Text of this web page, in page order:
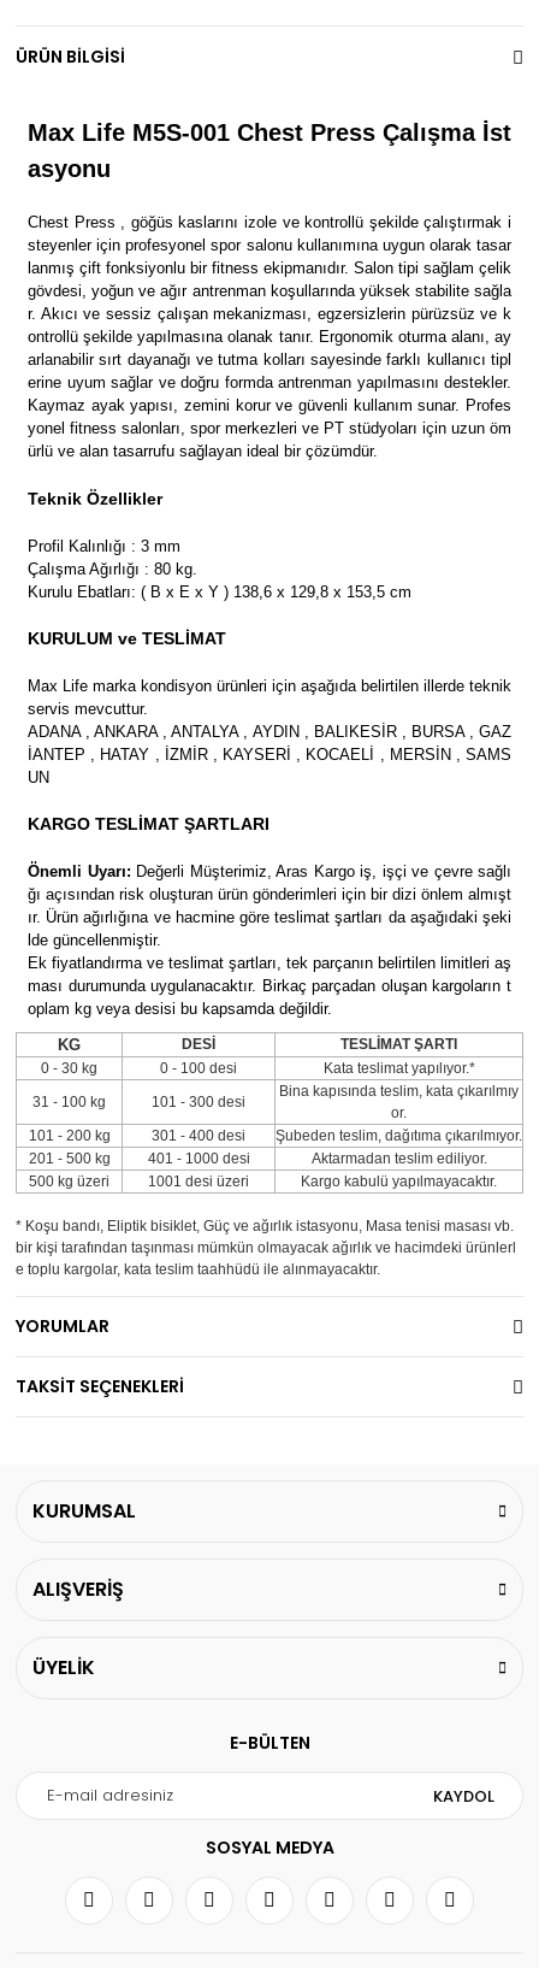
ÜRÜN BİLGİSİ
Max Life M5S-001 Chest Press Çalışma İst
asyonu
Chest Press , göğüs kaslarını izole ve kontrollü şekilde çalıştırmak i
steyenler için profesyonel spor salonu kullanımına uygun olarak tasar
lanmış çift fonksiyonlu bir fitness ekipmanıdır. Salon tipi sağlam çelik
gövdesi, yoğun ve ağır antrenman koşullarında yüksek stabilite sağla
r. Akıcı ve sessiz çalışan mekanizması, egzersizlerin pürüzsüz ve k
ontrollü şekilde yapılmasına olanak tanır. Ergonomik oturma alanı, ay
arlanabilir sırt dayanağı ve tutma kolları sayesinde farklı kullanıcı tipl
erine uyum sağlar ve doğru formda antrenman yapılmasını destekler.
Kaymaz ayak yapısı, zemini korur ve güvenli kullanım sunar. Profes
yonel fitness salonları, spor merkezleri ve PT stüdyoları için uzun öm
ürlü ve alan tasarrufu sağlayan ideal bir çözümdür.
Teknik Özellikler
Profil Kalınlığı : 3 mm
Çalışma Ağırlığı : 80 kg.
Kurulu Ebatları: ( B x E x Y ) 138,6 x 129,8 x 153,5 cm
KURULUM ve TESLİMAT
Max Life marka kondisyon ürünleri için aşağıda belirtilen illerde teknik
servis mevcuttur.
ADANA , ANKARA , ANTALYA , AYDIN , BALIKESİR , BURSA , GAZ
İANTEP , HATAY , İZMİR , KAYSERİ , KOCAELİ , MERSİN , SAMS
UN
KARGO TESLİMAT ŞARTLARI
Önemli Uyarı: Değerli Müşterimiz, Aras Kargo iş, işçi ve çevre sağlı
ğı açısından risk oluşturan ürün gönderimleri için bir dizi önlem almışt
ır. Ürün ağırlığına ve hacmine göre teslimat şartları da aşağıdaki şeki
lde güncellenmiştir.
Ek fiyatlandırma ve teslimat şartları, tek parçanın belirtilen limitleri aş
ması durumunda uygulanacaktır. Birkaç parçadan oluşan kargoların t
oplam kg veya desisi bu kapsamda değildir.
KG
DESİ
TESLİMAT ŞARTI
0 - 30 kg
0 - 100 desi
Kata teslimat yapılıyor.*
31 - 100 kg
101 - 300 desi
Bina kapısında teslim, kata çıkarılmıy
or.
101 - 200 kg
301 - 400 desi
Şubeden teslim, dağıtıma çıkarılmıyor.
201 - 500 kg
401 - 1000 desi
Aktarmadan teslim ediliyor.
500 kg üzeri
1001 desi üzeri Kargo kabulü yapılmayacaktır.
* Koşu bandı, Eliptik bisiklet, Güç ve ağırlık istasyonu, Masa tenisi masası vb.
bir kişi tarafından taşınması mümkün olmayacak ağırlık ve hacimdeki ürünlerl
e toplu kargolar, kata teslim taahhüdü ile alınmayacaktır.
YORUMLAR
TAKSİT SEÇENEKLERİ
KURUMSAL
ALIŞVERİŞ
ÜYELİK
E-BÜLTEN
KAYDOL
SOSYAL MEDYA